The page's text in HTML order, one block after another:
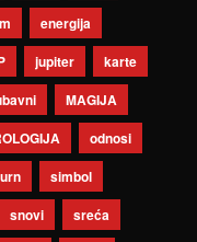
energija
jupiter
karte
MAGIJA
odnosi
simbol
snovi
sreća